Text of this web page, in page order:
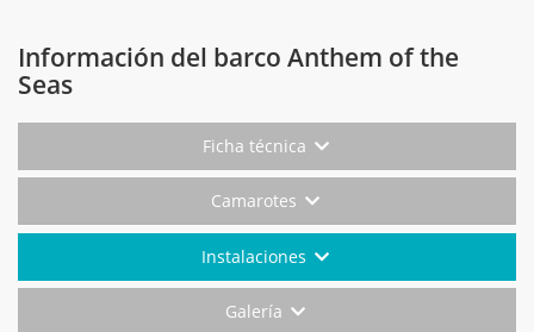
Información del barco Anthem of the
Seas
Ficha técnica
Camarotes
Instalaciones
Galería